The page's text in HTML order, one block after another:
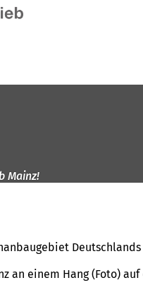
Mainz!
an einem Hang (Foto)